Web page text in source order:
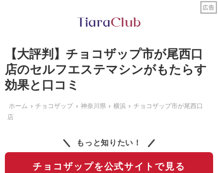
【大評判】チョコザップ市が尾西口
店のセルフエステマシンがもたらす
効果と口コミ
ホーム チョコザップ 神奈川県 横浜
チョコザップ市が尾西口
店
もっと知りたい！
チョコザップを公式サイトで見る